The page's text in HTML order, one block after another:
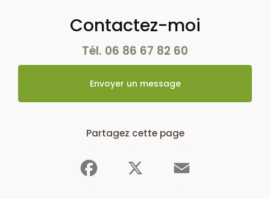
Contactez-moi
Tél. 06 86 67 82 60
Envoyer un message
Partagez cette page